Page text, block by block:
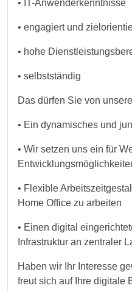
• IT-Anwenderkenntnisse
• engagiert und
• hohe
• selbstständig
Das dürfen Sie von
• Ein dynamisches und
• Wir setzen uns ein für
• Flexible
Home Office zu arbeiten
• Einen digital
Infrastruktur an zentraler
Haben wir Ihr Interesse
freut sich auf Ihre digitale